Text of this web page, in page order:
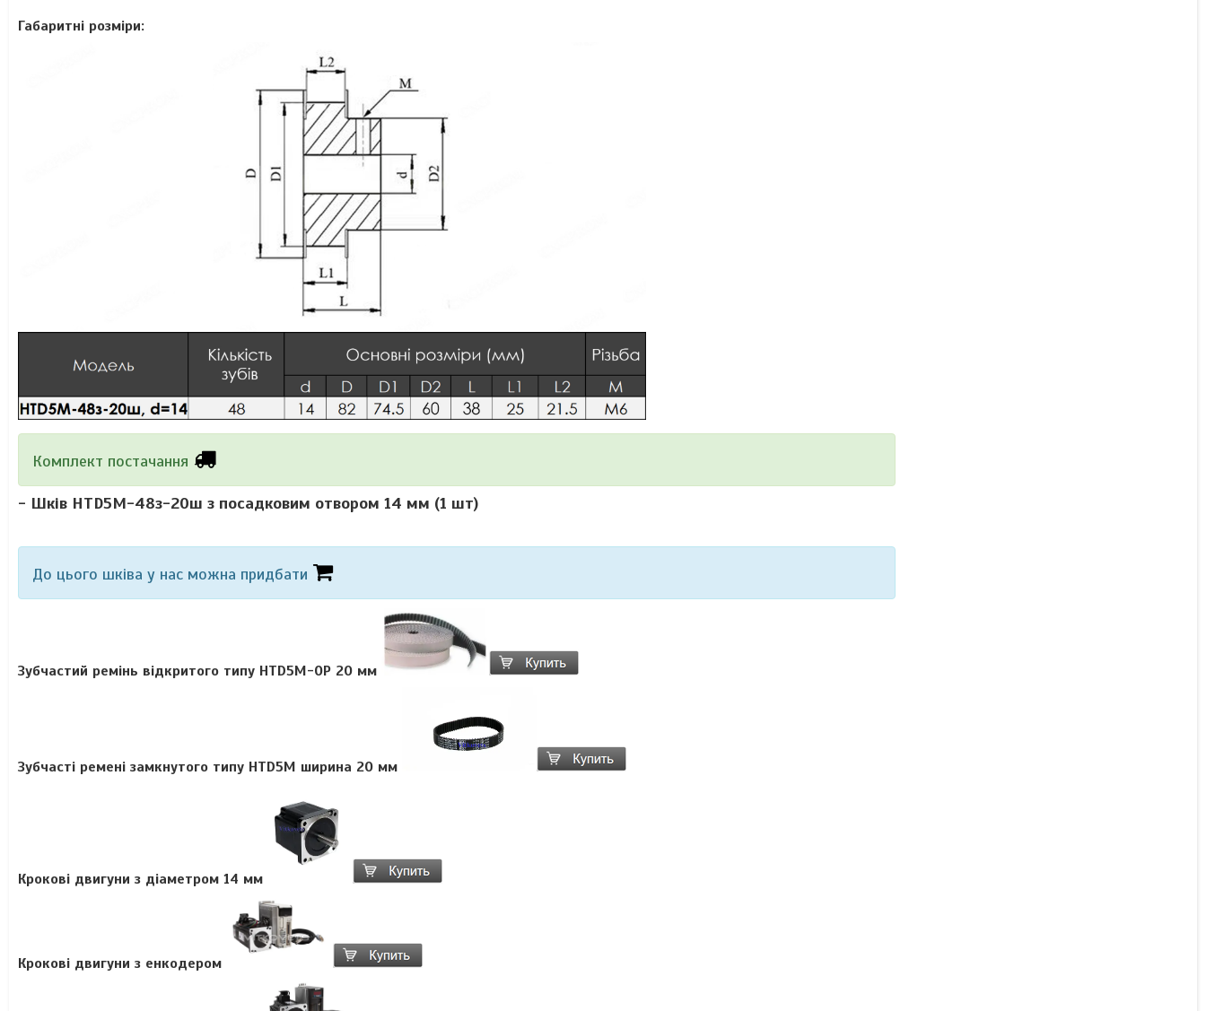
Габаритні розміри:
Комплект постачання
- Шків HTD5M-48з-20ш з посадковим отвором 14 мм (1 шт)
До цього шківа у нас можна придбати
Зубчастий ремінь відкритого типу HTD5M-OP 20 мм
Зубчасті ремені замкнутого типу HTD5M ширина 20 мм
Крокові двигуни з діаметром 14 мм
Крокові двигуни з енкодером